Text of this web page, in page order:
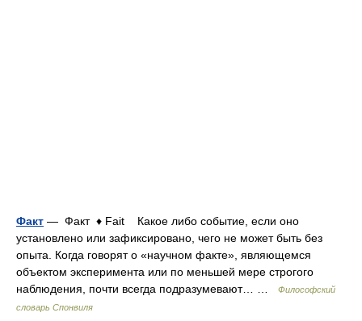
Факт — Факт ♦ Fait Какое либо событие, если оно
установлено или зафиксировано, чего не может быть без
опыта. Когда говорят о «научном факте», являющемся
объектом эксперимента или по меньшей мере строгого
наблюдения, почти всегда подразумевают… …
Философский
словарь Спонвиля